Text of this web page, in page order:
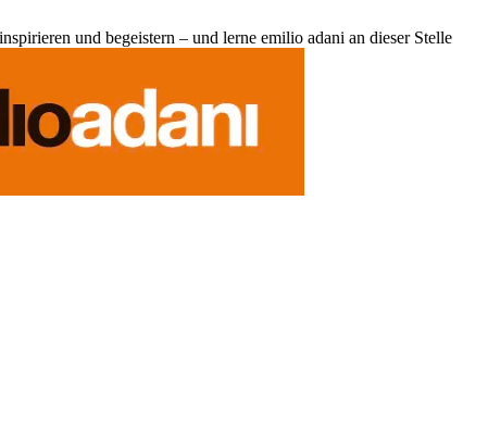
und begeistern – und lerne emilio adani an dieser Stelle